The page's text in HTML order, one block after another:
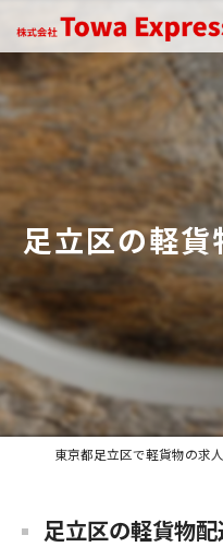
足立区の軽
足立区の軽貨物